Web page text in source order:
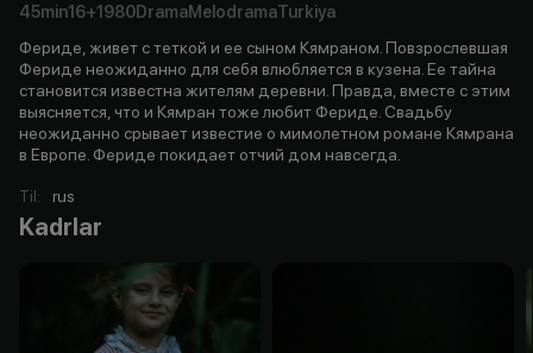
45min16+1980DramaMelodramaTurkiya
Фериде, живет с теткой и ее сыном Кямраном. Повзрослевшая
Фериде неожиданно для себя влюбляется в кузена. Ее тайна
становится известна жителям деревни. Правда, вместе с этим
выясняется, что и Кямран тоже любит Фериде. Свадьбу
неожиданно срывает известие о мимолетном романе Кямрана
в Европе. Фериде покидает отчий дом навсегда.
Til: rus
Kadrlar